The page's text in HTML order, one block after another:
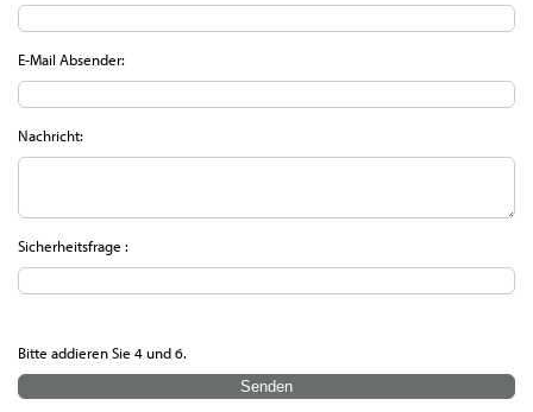
PRODUKTE
JOB & KARRIERE
KONTAKT
E-Mail Absender:
Nachricht:
Sicherheitsfrage :
Bitte addieren Sie 4 und 6.